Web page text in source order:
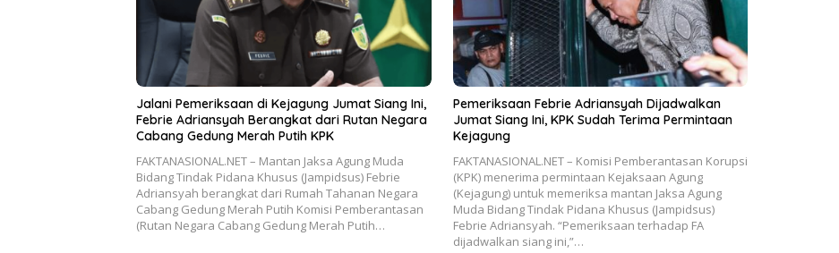
Jalani Pemeriksaan di Kejagung Jumat Siang Ini,
Febrie Adriansyah Berangkat dari Rutan Negara
Cabang Gedung Merah Putih KPK
FAKTANASIONAL.NET – Mantan Jaksa Agung Muda
Bidang Tindak Pidana Khusus (Jampidsus) Febrie
Adriansyah berangkat dari Rumah Tahanan Negara
Cabang Gedung Merah Putih Komisi Pemberantasan
(Rutan Negara Cabang Gedung Merah Putih…
Pemeriksaan Febrie Adriansyah Dijadwalkan
Jumat Siang Ini, KPK Sudah Terima Permintaan
Kejagung
FAKTANASIONAL.NET – Komisi Pemberantasan Korupsi
(KPK) menerima permintaan Kejaksaan Agung
(Kejagung) untuk memeriksa mantan Jaksa Agung
Muda Bidang Tindak Pidana Khusus (Jampidsus)
Febrie Adriansyah. “Pemeriksaan terhadap FA
dijadwalkan siang ini,”…